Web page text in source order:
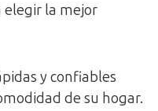
elegir la mejor
y confiables
de su hogar.